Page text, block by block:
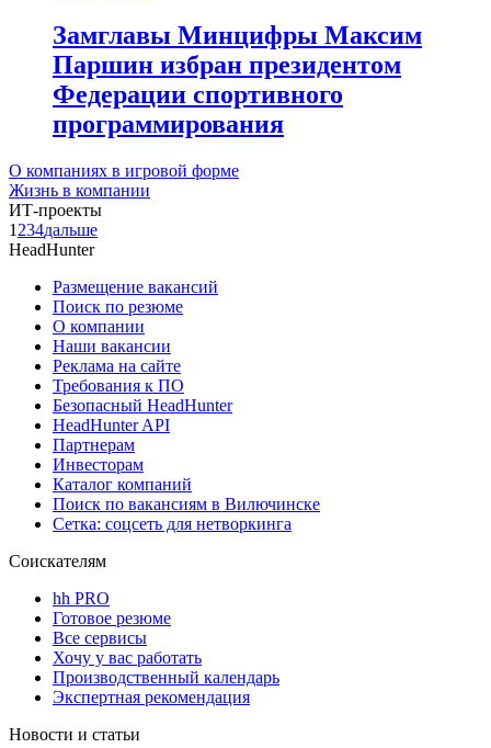
Замглавы Минцифры Максим
Паршин избран президентом
Федерации спортивного
программирования
О компаниях в игровой форме
Жизнь в компании
ИТ-проекты
1 234дальше
HeadHunter
Размещение вакансий
Поиск по резюме
О компании
Наши вакансии
Реклама на сайте
Требования к ПО
Безопасный HeadHunter
HeadHunter API
Партнерам
Инвесторам
Каталог компаний
Поиск по вакансиям в Вилючинске
Сетка: соцсеть для нетворкинга
Соискателям
hh PRO
Готовое резюме
Все сервисы
Хочу у вас работать
Производственный календарь
Экспертная рекомендация
Новости и статьи